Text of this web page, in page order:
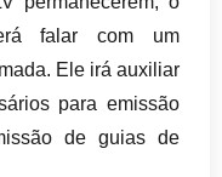
falar com um
Ele irá auxiliar
para emissão
de guias de